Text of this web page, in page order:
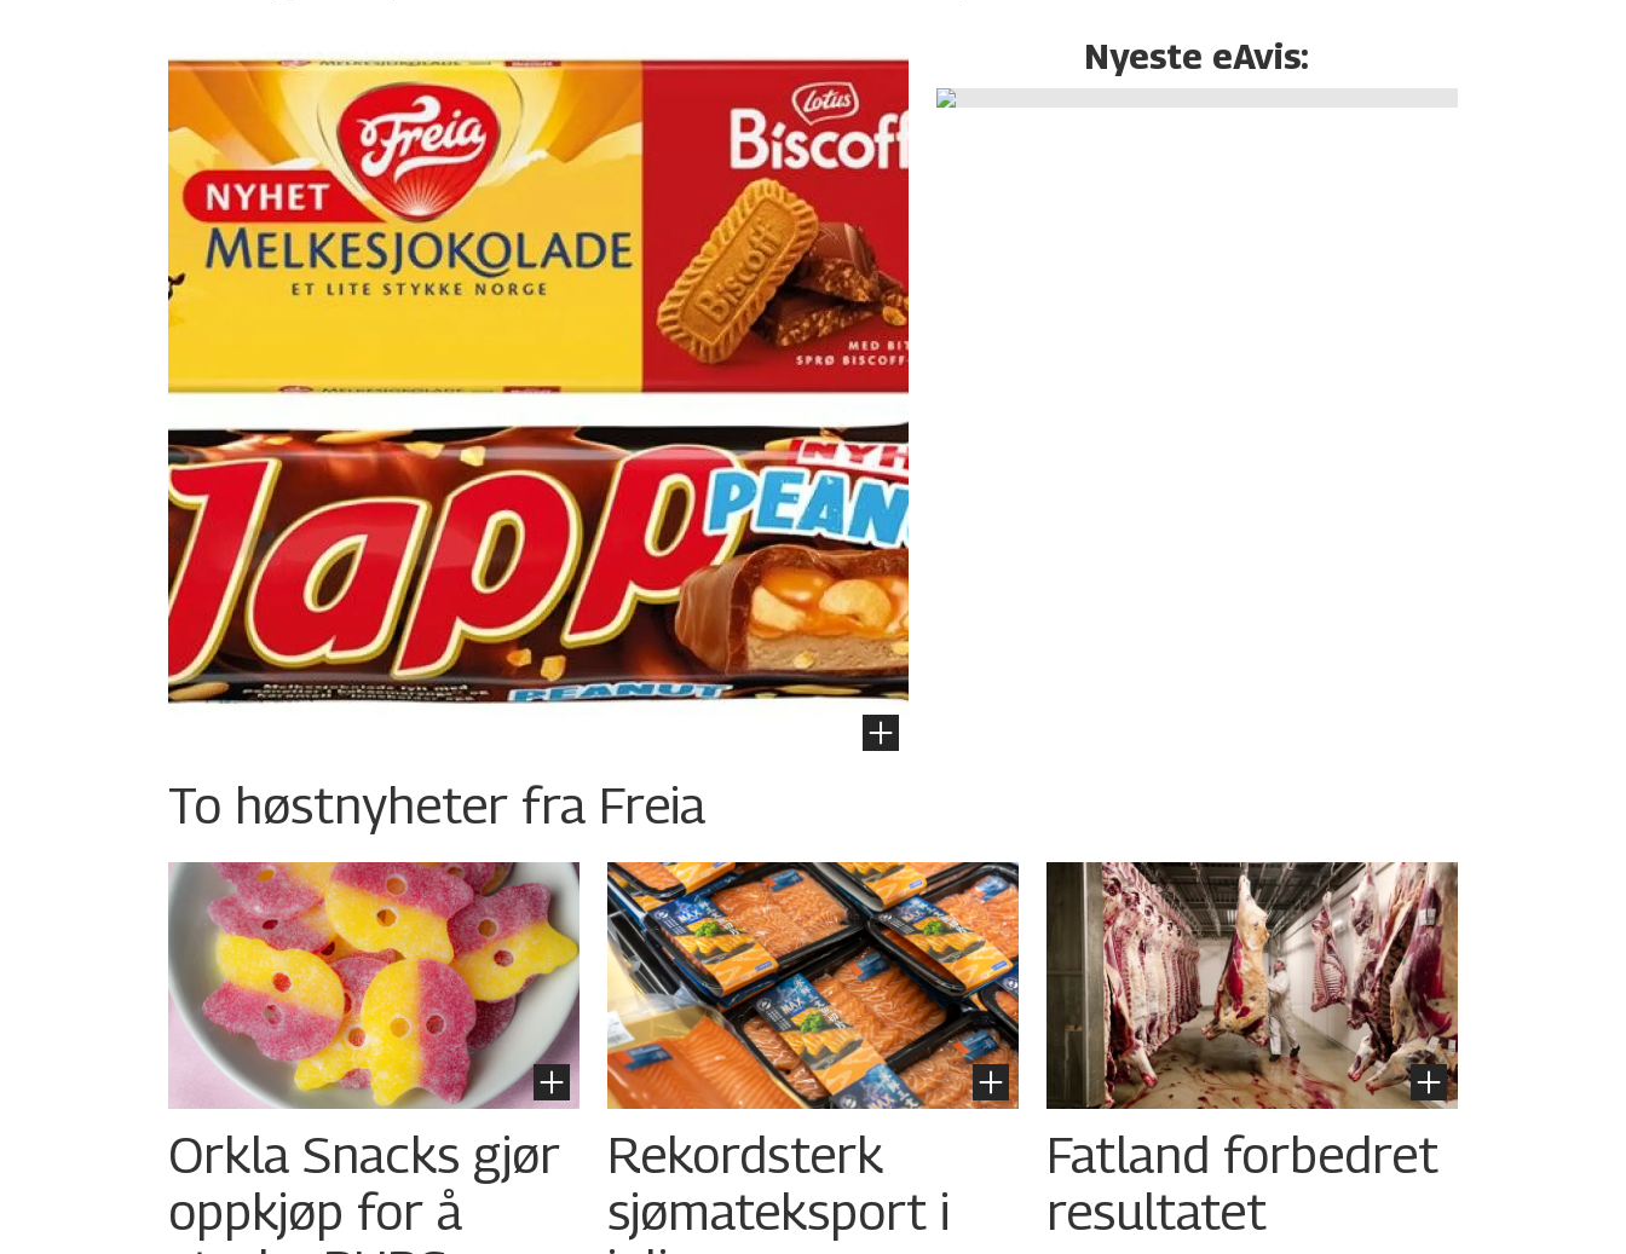
To høstnyheter fra Freia
Nyeste eAvis:
Orkla Snacks gjør
oppkjøp for å
Rekordsterk
sjømateksport i
Fatland forbedret
resultatet